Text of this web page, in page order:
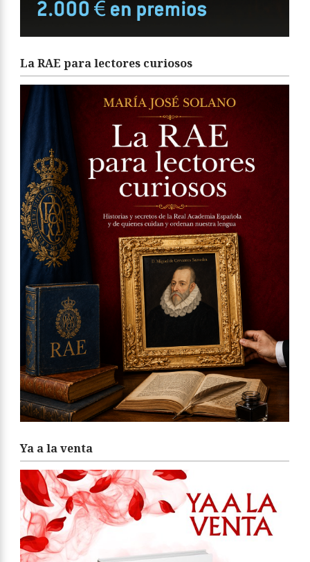
La RAE para lectores curiosos
Ya a la venta